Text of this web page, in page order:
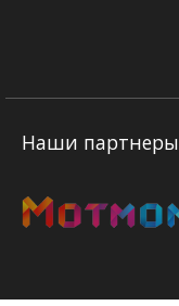
Наши партнеры